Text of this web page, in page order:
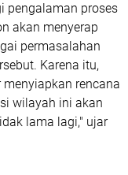
pengalaman proses
akan menyerap
permasalahan
Karena itu,
rencana
wilayah ini akan
lama lagi," ujar